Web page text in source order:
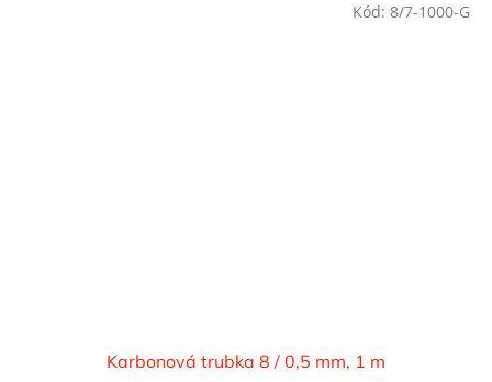
Karbonová trubka 8 / 0,5 mm, 1 m
Kód: 8/7-1000-G